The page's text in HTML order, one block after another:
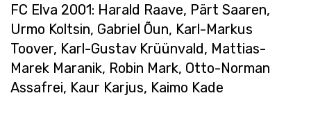
FC Elva 2001: Harald Raave, Pärt Saaren,
Urmo Koltsin, Gabriel Õun, Karl-Markus
Toover, Karl-Gustav Krüünvald, Mattias-
Marek Maranik, Robin Mark, Otto-Norman
Assafrei, Kaur Karjus, Kaimo Kade